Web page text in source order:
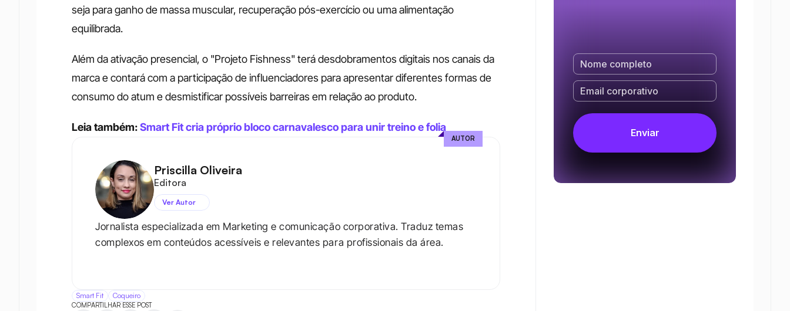
seja para ganho de massa muscular, recuperação pós-exercício ou uma alimentação
equilibrada.
Além da ativação presencial, o "Projeto Fishness" terá desdobramentos digitais nos canais da
marca e contará com a participação de influenciadores para apresentar diferentes formas de
consumo do atum e desmistificar possíveis barreiras em relação ao produto.
Leia também: Smart Fit cria próprio bloco carnavalesco para unir treino e folia
Smart Fit Coqueiro
COMPARTILHAR ESSE POST
Priscilla Oliveira
Editora
Ver Autor
Jornalista especializada em Marketing e comunicação corporativa. Traduz temas
complexos em conteúdos acessíveis e relevantes para profissionais da área.​
AUTOR